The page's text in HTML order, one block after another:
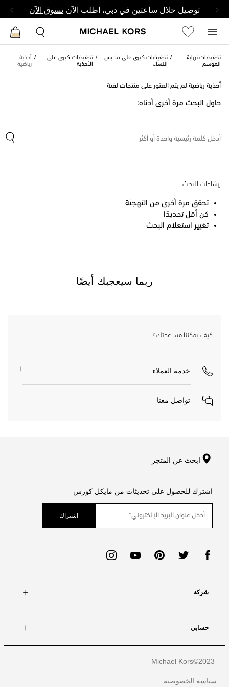
توصيل خلال ساعتين في دبي، اطلب الآن تسوق الآن
تخفيضات نهاية
الموسم
تخفيضات كبرى على ملابس
النساء
تخفيضات كبرى على
الأحذية
أحذية
رياضية
أحذية رياضية لم يتم العثور على منتجات لفئة
حاول البحث مرة أخرى أدناه:
إرشادات البحث
تحقق مرة أخرى من التهجئة
كن أقل تحديدًا
تغيير استعلام البحث
ربما سيعجبك أيضًا
كيف يمكننا مساعدتك؟
خدمة العملاء
تواصل معنا
ابحث عن المتجر
اشترك للحصول على تحديثات من مايكل كورس
اشتراك
شركة
حسابي
Michael Kors
سياسة الخصوصية